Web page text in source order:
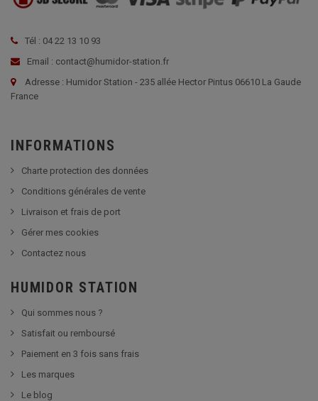
Tél : 04 22 13 10 93
Email : contact@humidor-station.fr
Adresse : Humidor Station - 235 allée Hector Pintus 06610 La Gaude
France
INFORMATIONS
Charte protection des données
Conditions générales de vente
Livraison et frais de port
Gérer mes cookies
Contactez nous
HUMIDOR STATION
Qui sommes nous ?
Satisfait ou remboursé
Paiement en 3 fois sans frais
Les marques
Le blog